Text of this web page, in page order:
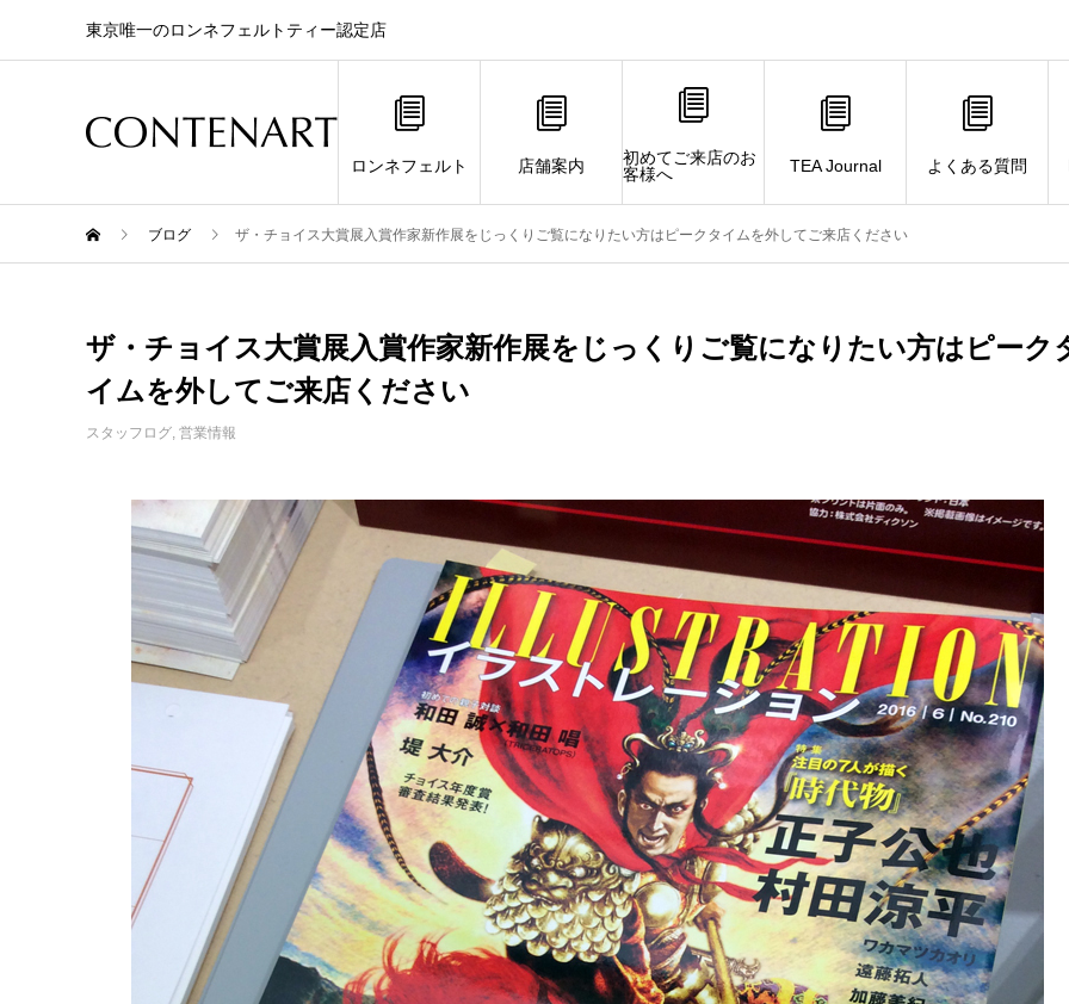
東京唯一のロンネフェルトティー認定店
ロンネフェルト 店舗案内
初めてご来店のお
客様へ
TEA Journal よくある質問
ブログ ザ・チョイス大賞展入賞作家新作展をじっくりご覧になりたい方はピークタイムを外してご来店ください
ザ・チョイス大賞展入賞作家新作展をじっくりご覧になりたい方はピーク
イムを外してご来店ください
スタッフログ, 営業情報